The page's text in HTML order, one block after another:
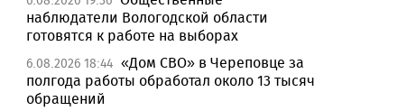
наблюдатели Вологодской области
готовятся к работе на выборах
6.08.2026 18:44 «Дом СВО» в Череповце за
полгода работы обработал около 13 тысяч
обращений